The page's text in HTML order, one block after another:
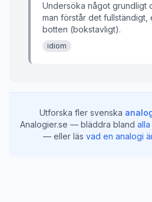
Undersöka något grundligt
man förstår det fullständigt,
botten (bokstavligt).
idiom
Utforska fler svenska
Analogier.se — bläddra bland
— eller läs vad en analogi